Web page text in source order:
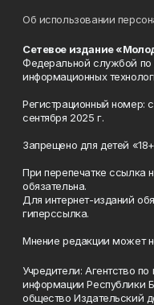
Об использовании
Сетевое издание
Федеральной службой по
информационных
Регистрационный
сентября 2025 г.
Запрещено для детей
При перепечатке ссылка
обязательна.
Для интернет-изданий
гиперссылка.
Мнение редакции может
Учредители: Агентство
информации Республики
общество Издательский